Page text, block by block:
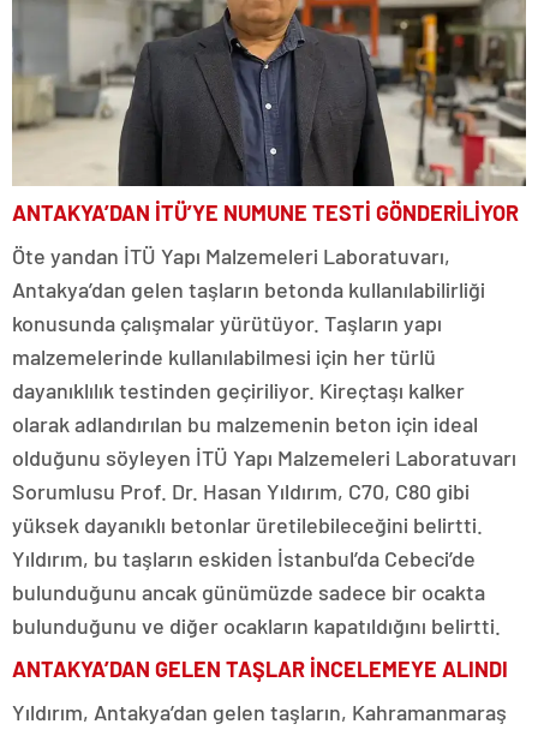
ANTAKYA’DAN İTÜ’YE NUMUNE TESTİ GÖNDERİLİYOR
Öte yandan İTÜ Yapı Malzemeleri Laboratuvarı,
Antakya’dan gelen taşların betonda kullanılabilirliği
konusunda çalışmalar yürütüyor. Taşların yapı
malzemelerinde kullanılabilmesi için her türlü
dayanıklılık testinden geçiriliyor. Kireçtaşı kalker
olarak adlandırılan bu malzemenin beton için ideal
olduğunu söyleyen İTÜ Yapı Malzemeleri Laboratuvarı
Sorumlusu Prof. Dr. Hasan Yıldırım, C70, C80 gibi
yüksek dayanıklı betonlar üretilebileceğini belirtti.
Yıldırım, bu taşların eskiden İstanbul’da Cebeci’de
bulunduğunu ancak günümüzde sadece bir ocakta
bulunduğunu ve diğer ocakların kapatıldığını belirtti.
ANTAKYA’DAN GELEN TAŞLAR İNCELEMEYE ALINDI
Yıldırım, Antakya’dan gelen taşların, Kahramanmaraş